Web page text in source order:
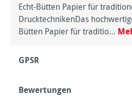
Echt-Bütten Papier für
DrucktechnikenDas
Bütten Papier für traditio…
GPSR
Bewertungen